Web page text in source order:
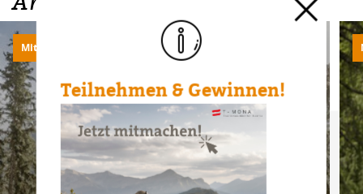
Teilnehmen & Gewinnen!
Mittel